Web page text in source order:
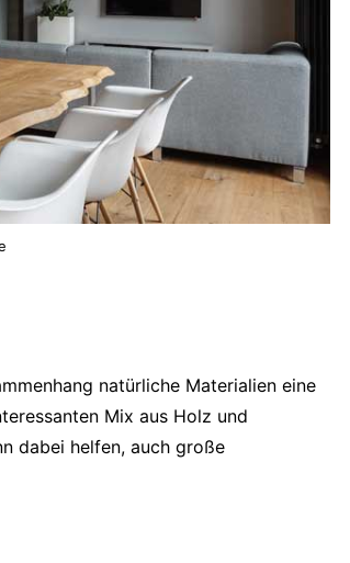
natürliche Materialien eine
Mix aus Holz und
dabei helfen, auch große